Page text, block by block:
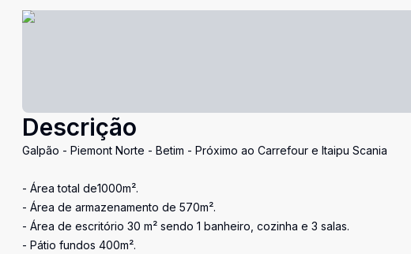
Descrição
Galpão - Piemont Norte - Betim - Próximo ao Carrefour e Itaipu Scania
- Área total de1000m².
- Área de armazenamento de 570m².
- Área de escritório 30 m² sendo 1 banheiro, cozinha e 3 salas.
- Pátio fundos 400m².